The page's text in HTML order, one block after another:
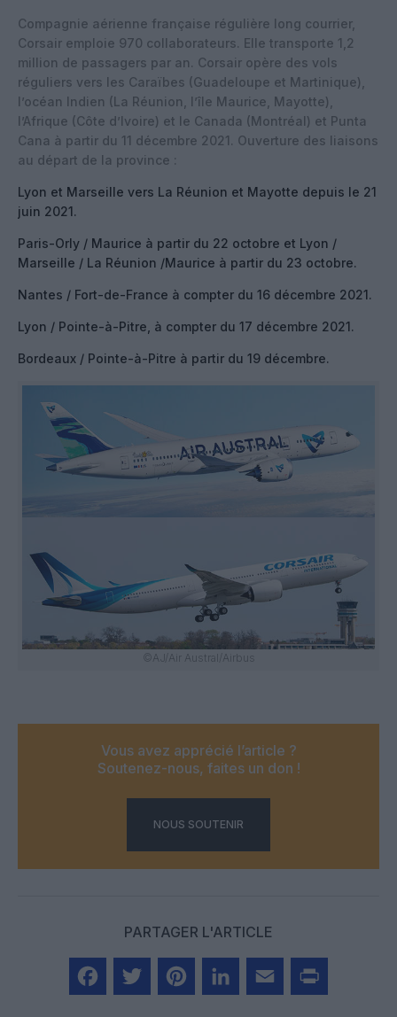
Compagnie aérienne française régulière long courrier,
Corsair emploie 970 collaborateurs. Elle transporte 1,2
million de passagers par an. Corsair opère des vols
réguliers vers les Caraïbes (Guadeloupe et Martinique),
l’océan Indien (La Réunion, l’île Maurice, Mayotte),
l’Afrique (Côte d’Ivoire) et le Canada (Montréal) et Punta
Cana à partir du 11 décembre 2021. Ouverture des liaisons
au départ de la province :
Lyon et Marseille vers La Réunion et Mayotte depuis le 21
juin 2021.
Paris-Orly / Maurice à partir du 22 octobre et Lyon /
Marseille / La Réunion /Maurice à partir du 23 octobre.
Nantes / Fort-de-France à compter du 16 décembre 2021.
Lyon / Pointe-à-Pitre, à compter du 17 décembre 2021.
Bordeaux / Pointe-à-Pitre à partir du 19 décembre.
©AJ/Air Austral/Airbus
Vous avez apprécié l’article ?
Soutenez-nous, faites un don !
NOUS SOUTENIR
PARTAGER L'ARTICLE